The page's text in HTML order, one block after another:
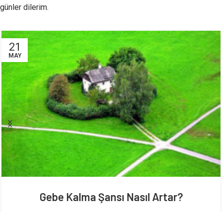
günler dilerim.
21
MAY
Gebe Kalma Şansı Nasıl Artar?